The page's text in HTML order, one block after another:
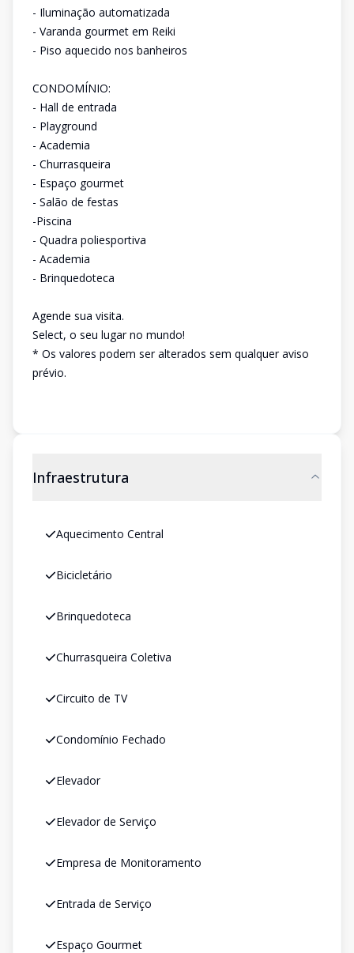
- Iluminação automatizada
- Varanda gourmet em Reiki
- Piso aquecido nos banheiros
CONDOMÍNIO:
- Hall de entrada
- Playground
- Academia
- Churrasqueira
- Espaço gourmet
- Salão de festas
-Piscina
- Quadra poliesportiva
- Academia
- Brinquedoteca
Agende sua visita.
Select, o seu lugar no mundo!
* Os valores podem ser alterados sem qualquer aviso
prévio.
Infraestrutura
Aquecimento Central
Bicicletário
Brinquedoteca
Churrasqueira Coletiva
Circuito de TV
Condomínio Fechado
Elevador
Elevador de Serviço
Empresa de Monitoramento
Entrada de Serviço
Espaço Gourmet